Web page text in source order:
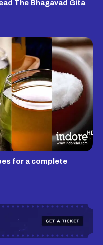
The Bhagavad Gita
for a complete